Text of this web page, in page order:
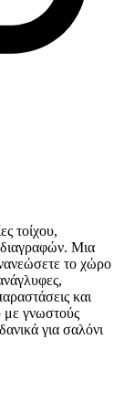
τοίχου,
Μια
το χώρο
και
με γνωστούς
για σαλόνι